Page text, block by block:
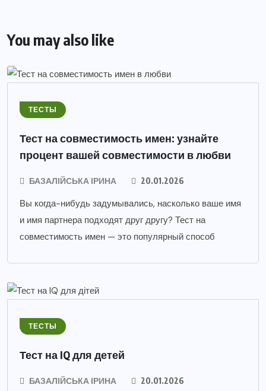
You may also like
ТЕСТЫ
Тест на совместимость имен: узнайте
процент вашей совместимости в любви
БАЗАЛІЙСЬКА ІРИНА 20.01.2026
Вы когда-нибудь задумывались, насколько ваше имя
и имя партнера подходят друг другу? Тест на
совместимость имен — это популярный способ
ТЕСТЫ
Тест на IQ для детей
БАЗАЛІЙСЬКА ІРИНА 20.01.2026